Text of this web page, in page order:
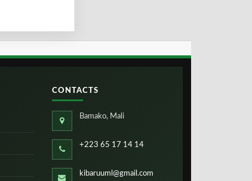
CONTACTS
Bamako, Mali
+223 65 17 14 14
kibaruuml@gmail.com